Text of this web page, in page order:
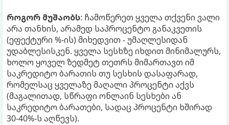
როგორ მუშაობს: ჩამოწერეთ ყველა თქვენი ვალი
არა თანხის, არამედ საპროცენტო განაკვეთის
(ეფექტური %-ის) მიხედვით - უმაღლესიდან
უდაბლესისკენ. ყველა სესხზე იხდით მინიმალურს,
ხოლო ყოველ ზედმეტ თეთრს მიმართავთ იმ
საკრედიტო ბარათის თუ სესხის დასაფარად,
რომელსაც ყველაზე მაღალი პროცენტი აქვს
(მაგალითად, სწრაფი ონლაინ სესხები ან
საკრედიტო ბარათები, სადაც პროცენტი ხშირად
30-40%-ს აღწევს).